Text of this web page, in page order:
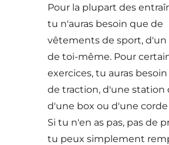
Pour la plupart des
tu n'auras besoin que de
vêtements de sport, d'un
de toi-même. Pour
exercices, tu auras
de traction, d'une station
d'une box ou d'une corde
Si tu n'en as pas, pas de
tu peux simplement